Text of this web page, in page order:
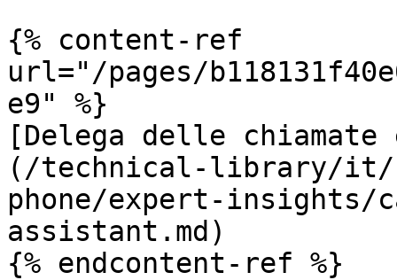
{% content-ref
url="/pages/
e9" %}
[Delega delle chiamate
(/technical-library/it/
phone/expert-insights/
assistant.md)
{% endcontent-ref %}